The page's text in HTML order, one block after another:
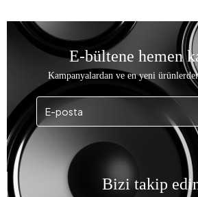
E-bültene hemen
Kampanyalardan ve en yeni
Bizi takip